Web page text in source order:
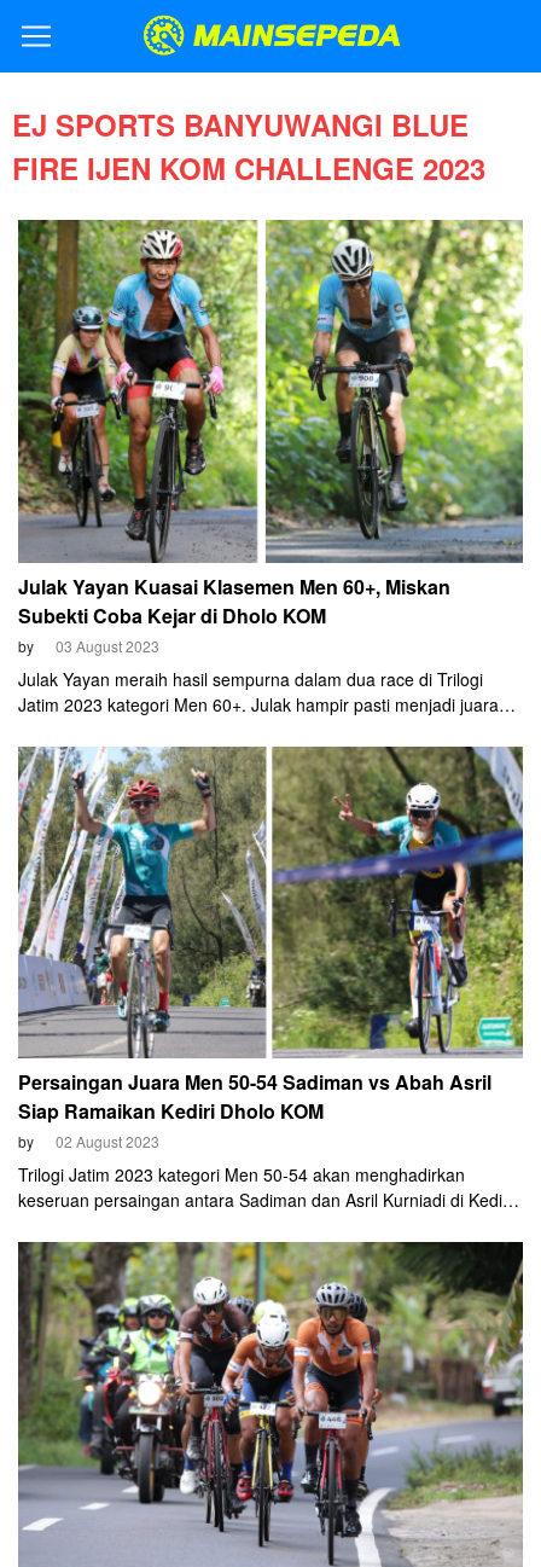
EJ SPORTS BANYUWANGI BLUE
FIRE IJEN KOM CHALLENGE 2023
Julak Yayan Kuasai Klasemen Men 60+, Miskan
Subekti Coba Kejar di Dholo KOM
by 03 August 2023
Julak Yayan meraih hasil sempurna dalam dua race di Trilogi
Jatim 2023 kategori Men 60+. Julak hampir pasti menjadi juara
yang digelar 24 September mendatang.
Persaingan Juara Men 50-54 Sadiman vs Abah Asril
Siap Ramaikan Kediri Dholo KOM
by 02 August 2023
Trilogi Jatim 2023 kategori Men 50-54 akan menghadirkan
keseruan persaingan antara Sadiman dan Asril Kurniadi di Kediri